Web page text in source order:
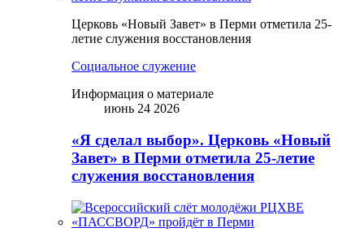
Церковь «Новый Завет» в Перми отметила 25-
летие служения восстановления
Социальное служение
Информация о материале
июнь 24 2026
«Я сделал выбор». Церковь «Новый
Завет» в Перми отметила 25-летие
служения восстановления